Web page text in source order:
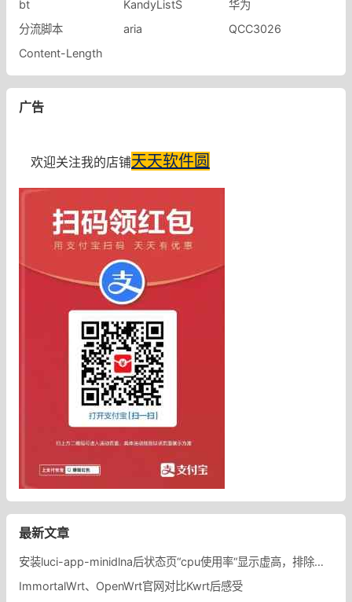
bt
KandyListS
华为
分流脚本
aria
QCC3026
Content-Length
广告
欢迎关注我的店铺天天软件圆
最新文章
安装luci-app-minidlna后状态页“cpu使用率“显示虚高，排除过程记录。
ImmortalWrt、OpenWrt官网对比Kwrt后感受